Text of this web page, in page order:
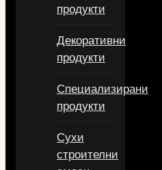
продукти
Декоративни
продукти
Специализирани
продукти
Сухи
строителни